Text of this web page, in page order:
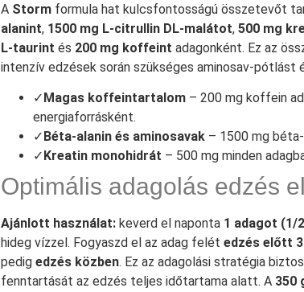
A Storm formula hat kulcsfontosságú összetevőt
alanint, 1500 mg L-citrullin DL-malátot, 500 mg
L-taurint és 200 mg koffeint adagonként. Ez az
intenzív edzések során szükséges aminosav-pótlást
✓ Magas koffeintartalom – 200 mg koffein
energiaforrásként.
✓ Béta-alanin és aminosavak – 1500 mg
✓ Kreatin monohidrát – 500 mg minden
Optimális adagolás edzés
Ajánlott használat: keverd el naponta 1 adagot (1/
hideg vízzel. Fogyaszd el az adag felét edzés előtt
pedig edzés közben. Ez az adagolási stratégia
fenntartását az edzés teljes időtartama alatt. A 350